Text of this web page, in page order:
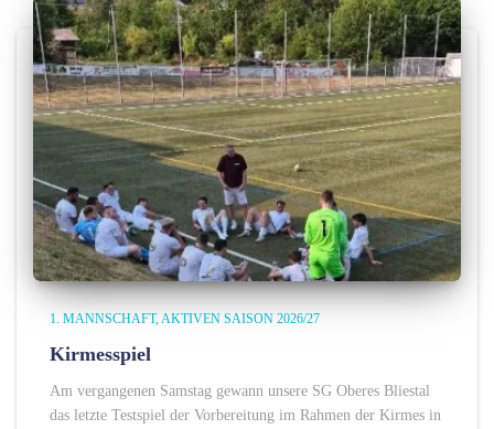
1. MANNSCHAFT AKTIVEN SAISON 2026/27
Kirmesspiel
Am vergangenen Samstag gewann unsere SG Oberes Bliestal
das letzte Testspiel der Vorbereitung im Rahmen der Kirmes in